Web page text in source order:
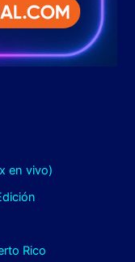
en vivo)
Rico